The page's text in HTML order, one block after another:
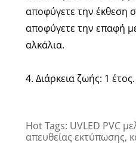
αποφύγετε την έκθεση
αποφύγετε την επαφή
αλκάλια.
4. Διάρκεια ζωής: 1 έτος.
Hot Tags: UVLED PVC
απευθείας εκτύπωσης,